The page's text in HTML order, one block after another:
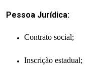
Pessoa Jurídica:
Contrato social;
Inscrição estadual;